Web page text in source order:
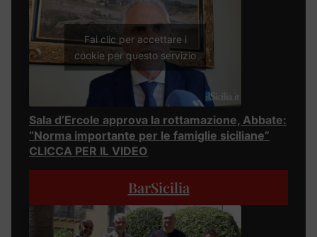
Fai clic per accettare i
cookie per questo servizio
Sala d’Ercole approva la rottamazione, Abbate:
“Norma importante per le famiglie siciliane”
CLICCA PER IL VIDEO
BarSicilia